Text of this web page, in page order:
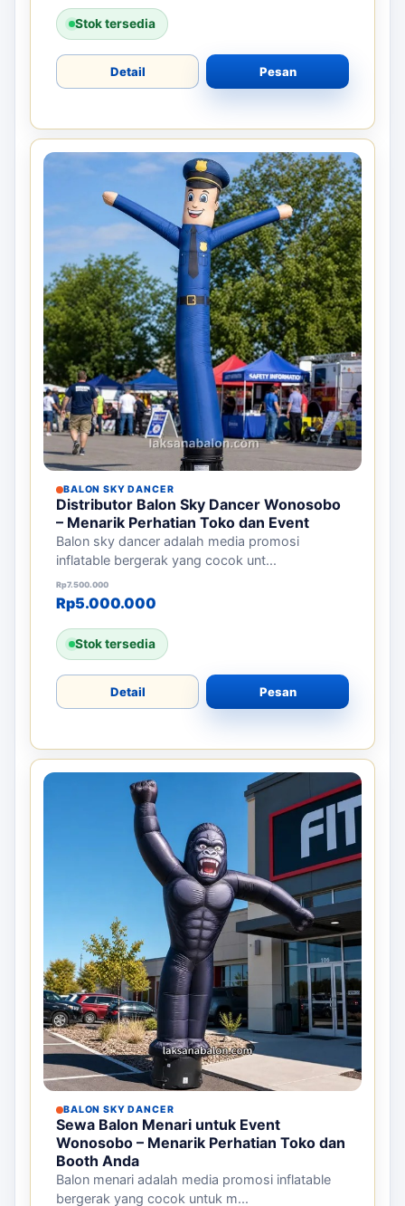
Stok tersedia
Detail Pesan
BALON SKY DANCER
Distributor Balon Sky Dancer Wonosobo
– Menarik Perhatian Toko dan Event
Balon sky dancer adalah media promosi
inflatable bergerak yang cocok unt...
Rp7.500.000
Harga aslinya adalah: Rp7.500.000.
Rp5.000.000
Harga saat ini adalah: Rp5.000.000.
Stok tersedia
Detail Pesan
BALON SKY DANCER
Sewa Balon Menari untuk Event
Wonosobo – Menarik Perhatian Toko dan
Booth Anda
Balon menari adalah media promosi inflatable
bergerak yang cocok untuk m...